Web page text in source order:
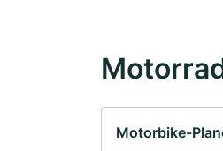
Motorbike-